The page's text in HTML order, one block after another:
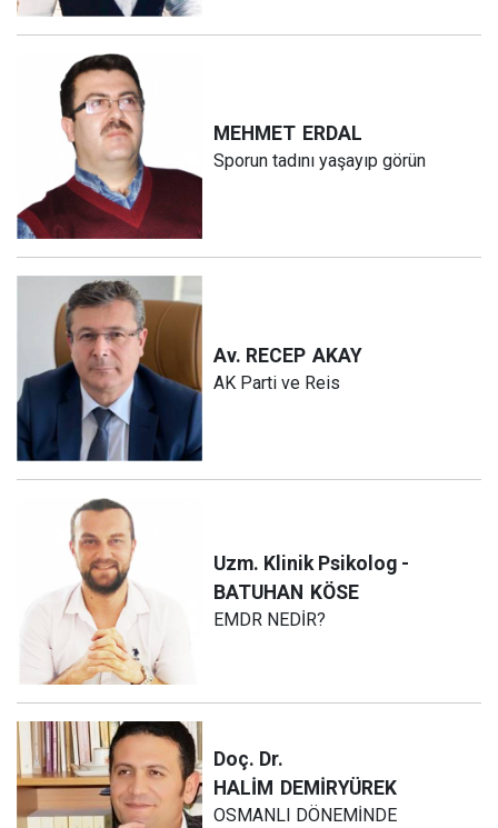
MEHMET ERDAL
Sporun tadını yaşayıp görün
Av. RECEP AKAY
AK Parti ve Reis
Uzm. Klinik Psikolog -
BATUHAN KÖSE
EMDR NEDİR?
Doç. Dr.
HALİM DEMİRYÜREK
OSMANLI DÖNEMİNDE